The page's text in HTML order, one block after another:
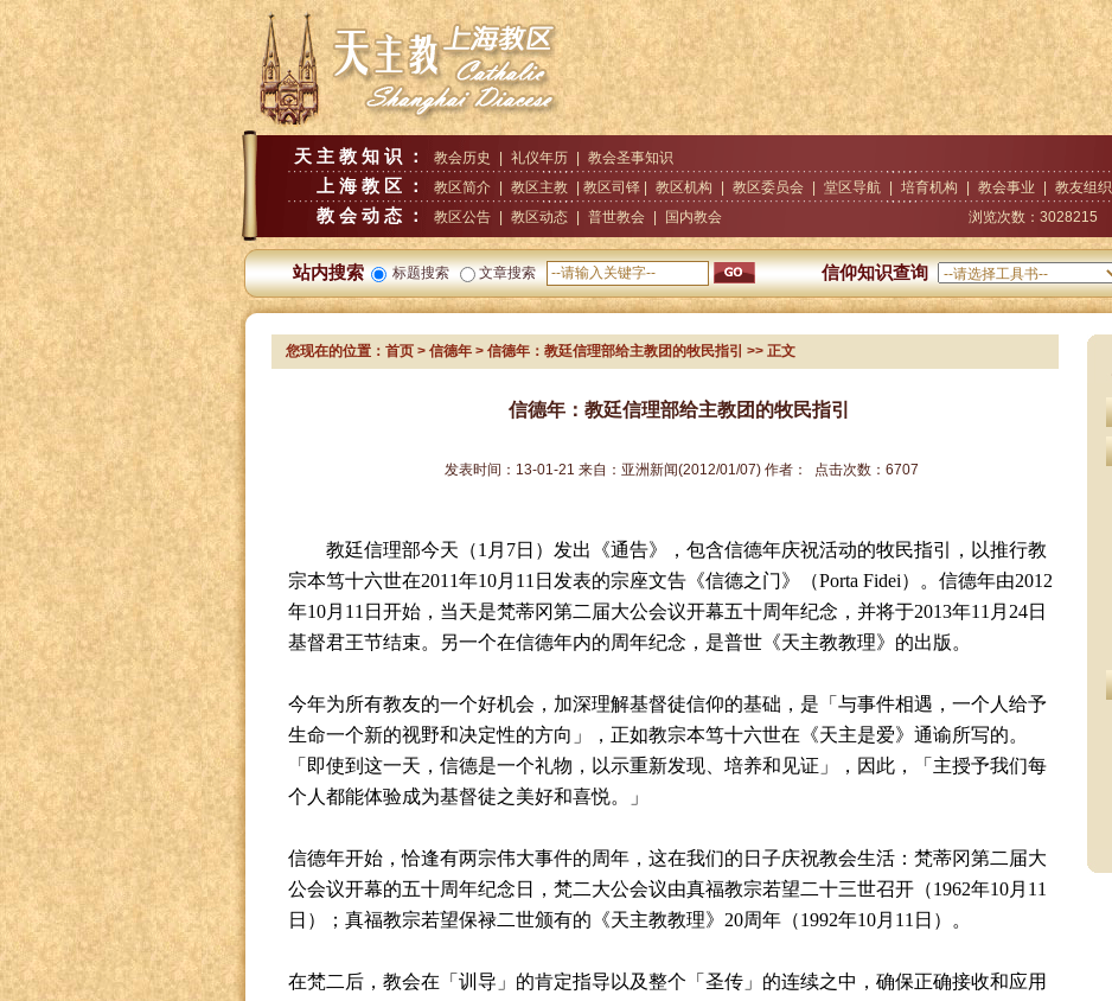
天主教知识： 教会历史 礼仪年历 教会圣事知识
上海教区： 教区简介 教区主教 | 教区司铎 | 教区机构 教区委员会 堂区导航 培育机构 教会事业 教友组织
教会动态： 教区公告 教区动态 普世教会 国内教会 浏览次数： 3028215
站内搜索 标题搜索 文章搜索 信仰知识查询
您现在的位置： 首页> 信德年> 信德年：教廷信理部给主教团的牧民指引 >> 正文
信德年：教廷信理部给主教团的牧民指引
发表时间： 13-01-21 来自： 亚洲新闻(2012/01/07)作者： 点击次数： 6707
教廷信理部今天（1 月 7日）发出《通告》，包含信德年庆祝活动的牧民指引，以推行教
宗本笃十六世在2011年10月 11 日发表的宗座文告《信德之门》（Porta Fidei）。信德年由2012
年10月 11 日开始，当天是梵蒂冈第二届大公会议开幕五十周年纪念，并将于2013年11 月 24日
基督君王节结束。另一个在信德年内的周年纪念，是普世《天主教教理》的出版。
今年为所有教友的一个好机会，加深理解基督徒信仰的基础，是「与事件相遇，一个人给予
生命一个新的视野和决定性的方向」，正如教宗本笃十六世在《天主是爱》通谕所写的。
「即使到这一天，信德是一个礼物，以示重新发现、培养和见证」，因此，「主授予我们每
个人都能体验成为基督徒之美好和喜悦。」
信德年开始，恰逢有两宗伟大事件的周年，这在我们的日子庆祝教会生活：梵蒂冈第二届大
公会议开幕的五十周年纪念日，梵二大公会议由真福教宗若望二十三世召开（1962年10月 11
日）；真福教宗若望保禄二世颁有的《天主教教理》 20周年（1992年10月 11 日）。
在梵二后，教会在「训导」的肯定指导以及整个「圣传」的连续之中，确保正确接收和应用